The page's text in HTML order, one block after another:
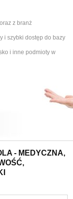
z branż
i szybki dostęp do bazy
i inne podmioty w
- MEDYCZNA,